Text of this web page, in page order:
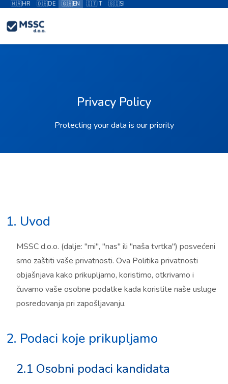
🇭🇷HR 🇩🇪DE 🇬🇧EN 🇮🇹IT 🇸🇮SI
Privacy Policy
Protecting your data is our priority
1. Uvod
MSSC d.o.o. (dalje: "mi", "nas" ili "naša tvrtka") posvećeni
smo zaštiti vaše privatnosti. Ova Politika privatnosti
objašnjava kako prikupljamo, koristimo, otkrivamo i
čuvamo vaše osobne podatke kada koristite naše usluge
posredovanja pri zapošljavanju.
2. Podaci koje prikupljamo
2.1 Osobni podaci kandidata